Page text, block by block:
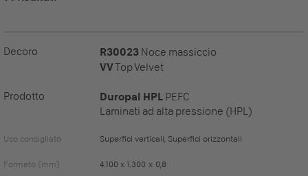
Decoro R30023 Noce massiccio
VVTop Velvet
Prodotto Duropal HPL PEFC
Laminati ad alta pressione (HPL)
Uso consigliato Superfici verticali, Superfici orizzontali
Formato (mm)
4.100 x 1.300 x 0,8